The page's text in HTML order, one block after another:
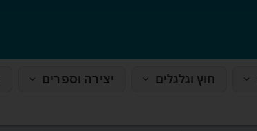
חוץ וגלגלים יצירה וספרים